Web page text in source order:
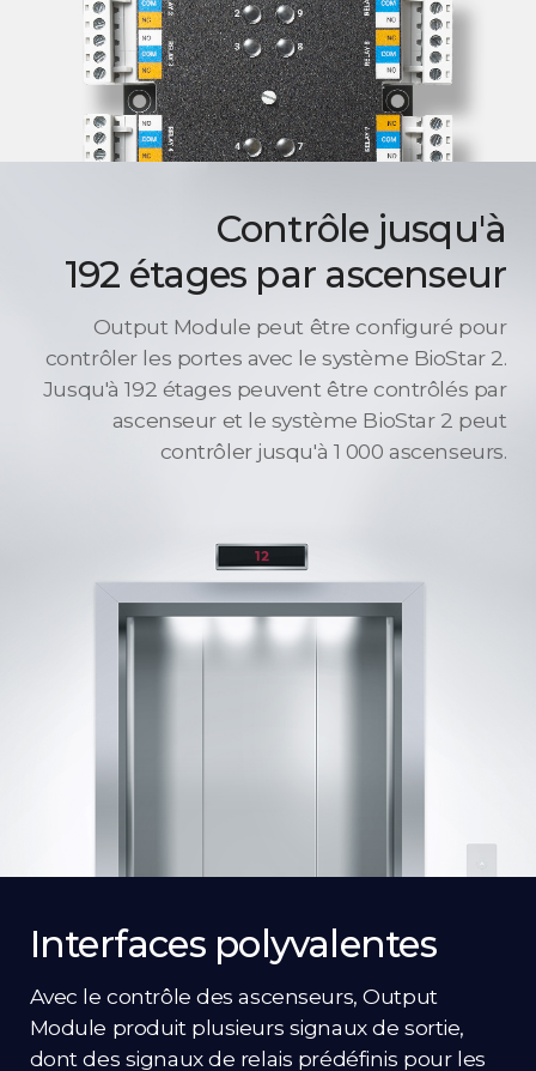
Contrôle jusqu'à
192 étages par ascenseur
Output Module peut être configuré pour
contrôler les portes avec le système BioStar 2.
Jusqu'à 192 étages peuvent être contrôlés par
ascenseur et le système BioStar 2 peut
contrôler jusqu'à 1 000 ascenseurs.
Interfaces polyvalentes
Avec le contrôle des ascenseurs, Output
Module produit plusieurs signaux de sortie,
dont des signaux de relais prédéfinis pour les